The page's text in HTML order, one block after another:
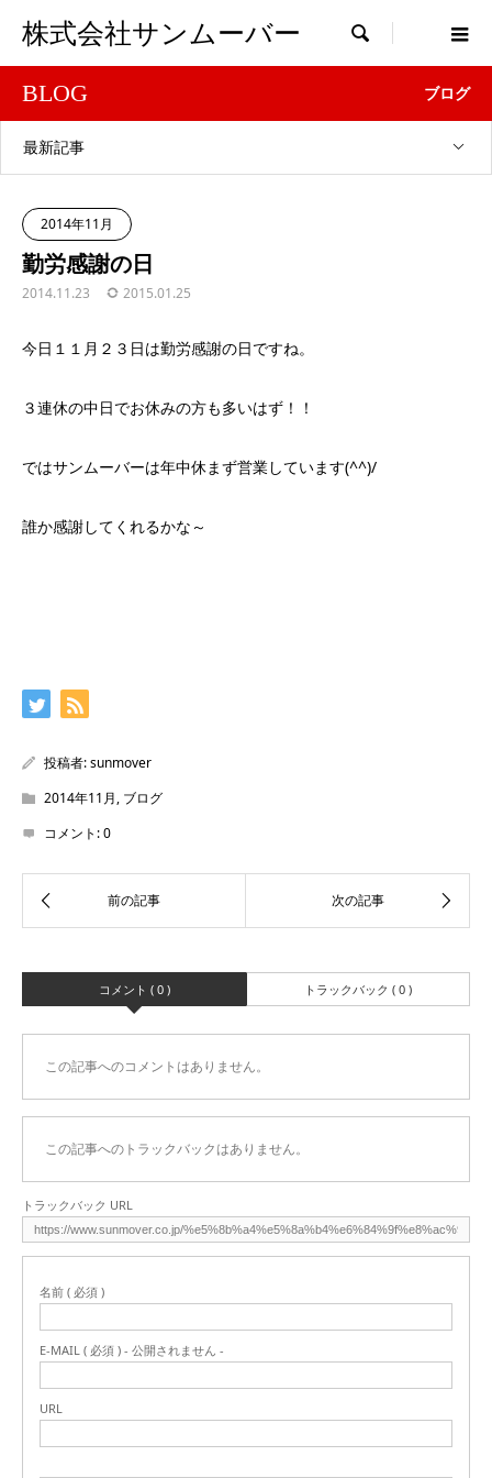
株式会社サンムーバー 
BLOG ブログ
最新記事
2014年11月
勤労感謝の日
2014.11.23 2015.01.25
今日１１月２３日は勤労感謝の日ですね。
３連休の中日でお休みの方も多いはず！！
ではサンムーバーは年中休まず営業しています(^^)/
誰か感謝してくれるかな～
投稿者:sunmover
2014年11月, ブログ
コメント:0
コメント ( 0 ) トラックバック ( 0 )
この記事へのコメントはありません。
この記事へのトラックバックはありません。
トラックバック URL
名前 ( 必須 )
E-MAIL ( 必須 ) - 公開されません -
URL